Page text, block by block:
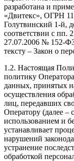
разработана и
«Двитекс», ОГРН
Голутвинский 1-й,
соответствии с пп.
27.07.2006 № 152-
тексту – Закон о
1.2. Настоящая
политику
данных, принятых
осуществления
лиц, передавших
Оператору (далее –
использованием и
устанавливает
нарушений
устранение
обработкой